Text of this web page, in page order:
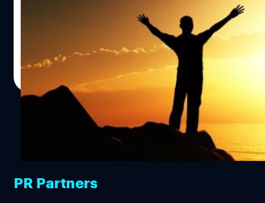
: 1,900 / 2,600 บาท ช่องทางการซื้อบัตร :
http://www.thaiticketmajor.com/concert/clean-bandit-
live-in-bangkok-2018-th.html พักผ่อนให้พอและเตรียมรอ
ไปแดนซ์กับ “คลีน แบนดิท” วงอิเล็กทรอนิกส์ชื่อดังระดับโลก
จากประเทศอังกฤษกับการมาเยือนไทยเป็นครั้งแรก คลีน แบน
ดิท ประกอบไปด้วยสมาชิกสามคน ได้แก่ เกรซ แชตโต…
คอลัมน์ที่ผมจะแนะนำบทเพลงดีๆให้เพื่อนๆได้ฟังกัน โดยผม
จะจัดหมวดหมู่เพลงให้มีความแปลกใหม่ แตกต่างกันไป ตาม
วาระและโอกาส ตามประเด็นต่างๆที่น่าสนใจ เพื่อความสำเริง
ในอารมณ์ของการเสพย์ดนตรีในชุดเพลงที่ถูกร้อยเรียงไว้ด้วย
เหตุผลและอารมณ์ที่ต่างกันออกไปครับ สำหรับ [PLAYLIST]
ในวันนี้ เพื่อเป็นการต้อนรับวันสำคัญทางพระพุทธศาสนา ซึ่งก็
คือ วันอาสาฬหบูชา (อันเป็นวันที่มีพระรัตนตรัยครบองค์สาม
เนื่องจากในวันนี้ได้เกิดมีพระสงฆ์รูปแรกในบวรพุทธศาสนา
คือ พระอัญญาโกณฑัญญะนั่นเอง) ที่ในปีนี้ตรงกับวันเสาร์ที่ 8
กรกฎาคม 2560 บางคนก็อาจจะใช้เวลาว่างในวันนี้กับการไป
ทำบุญ บางคนก็อาจจะไปปฏิบัติธรรมตามที่ต่างๆหรือบางคน
กิจกรรมต่างๆที่ดีต่อใจตามแต่ความชอบของแต่ละคนกันไป
ธีรพงศ์ เสรีสำราญ| 3317 days ago
PR Partners